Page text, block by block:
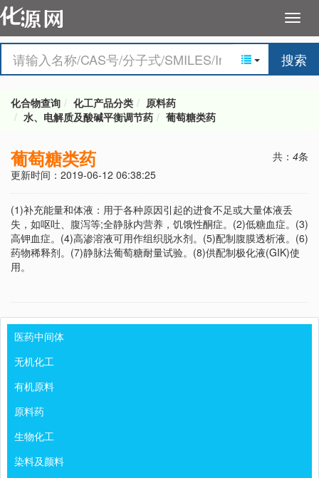
搜索
化合物查询 化工产品分类
原料药
水、电解质及酸碱平衡调节药
葡萄糖类药
葡萄糖类药 共： 4条
更新时间：2019-06-12 06:38:25
(1)补充能量和体液：用于各种原因引起的进食不足或大量体液丢
失，如呕吐、腹泻等;全静脉内营养，饥饿性酮症。(2)低糖血症。(3)
高钾血症。(4)高渗溶液可用作组织脱水剂。(5)配制腹膜透析液。(6)
药物稀释剂。(7)静脉法葡萄糖耐量试验。(8)供配制极化液(GIK)使
用。
医药中间体
无机化工
有机原料
原料药
生物化工
染料及颜料